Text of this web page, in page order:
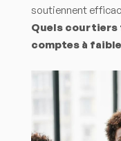
soutiennent
Quels
comptes à